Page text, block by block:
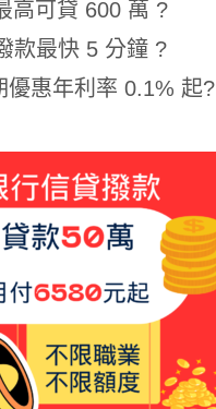
高可貸 600 萬 ?
款最快 5 分鐘 ?
優惠年利率 0.1% 起?